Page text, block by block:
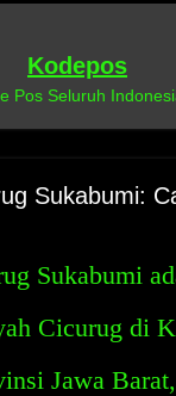
Kodepos
Pos Seluruh
Sukabumi:
Sukabumi
Cicurug di
Jawa